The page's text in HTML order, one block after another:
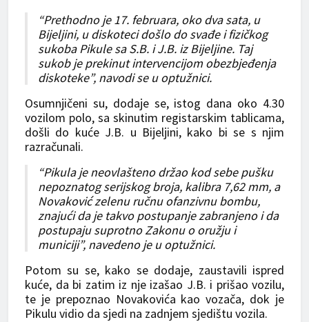
“Prethodno je 17. februara, oko dva sata, u
Bijeljini, u diskoteci došlo do svađe i fizičkog
sukoba Pikule sa S.B. i J.B. iz Bijeljine. Taj
sukob je prekinut intervencijom obezbjeđenja
diskoteke”, navodi se u optužnici.
Osumnjičeni su, dodaje se, istog dana oko 4.30
vozilom polo, sa skinutim registarskim tablicama,
došli do kuće J.B. u Bijeljini, kako bi se s njim
razračunali.
“Pikula je neovlašteno držao kod sebe pušku
nepoznatog serijskog broja, kalibra 7,62 mm, a
Novaković zelenu ručnu ofanzivnu bombu,
znajući da je takvo postupanje zabranjeno i da
postupaju suprotno Zakonu o oružju i
municiji”, navedeno je u optužnici.
Potom su se, kako se dodaje, zaustavili ispred
kuće, da bi zatim iz nje izašao J.B. i prišao vozilu,
te je prepoznao Novakovića kao vozača, dok je
Pikulu vidio da sjedi na zadnjem sjedištu vozila.